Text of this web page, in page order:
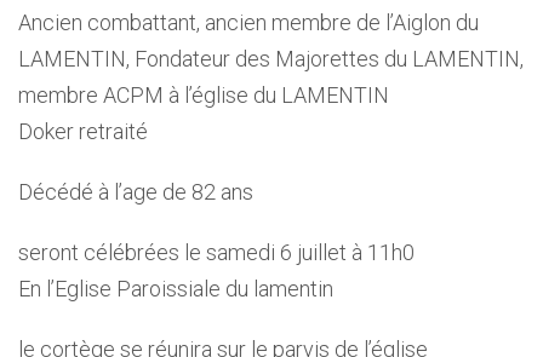
Ancien combattant, ancien membre de l’Aiglon du
LAMENTIN, Fondateur des Majorettes du LAMENTIN,
membre ACPM à l’église du LAMENTIN
Doker retraité
Décédé à l’age de 82 ans
seront célébrées le samedi 6 juillet à 11h0
En l’Eglise Paroissiale du lamentin
le cortège se réunira sur le parvis de l’église